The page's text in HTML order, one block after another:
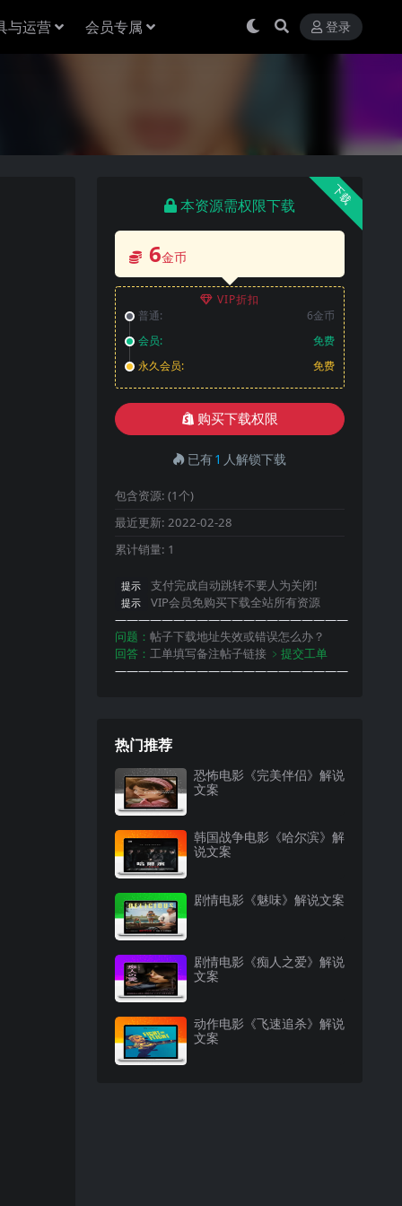
与运营 会员专属 登录
下载
本资源需权限下载
6金币
VIP折扣
普通:
6金币
会员:
免费
永久会员:
免费
购买下载权限
已有1 人解锁下载
包含资源: (1个)
最近更新: 2022-02-28
累计销量: 1
提示 支付完成自动跳转不要人为关闭!
提示
VIP会员免购买下载全站所有资源
————————————————————
问题： 帖子下载地址失效或错误怎么办？
回答： 工单填写备注帖子链接 ﹥提交工单
————————————————————
热门推荐
恐怖电影《完美伴侣》解说
文案
韩国战争电影《哈尔滨》解
说文案
剧情电影《魅味》解说文案
剧情电影《痴人之爱》解说
文案
动作电影《飞速追杀》解说
文案